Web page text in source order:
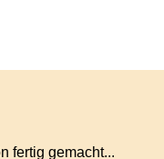
fertig gemacht...